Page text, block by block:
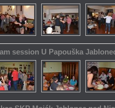
session U Papouška